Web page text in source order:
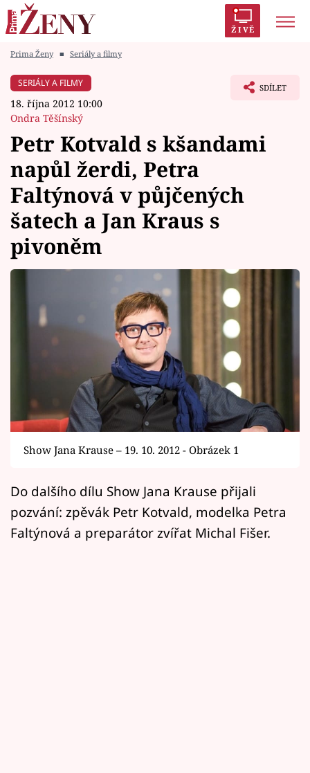
ŽIVĚ
Módní alarm
Témata
Celebrity
Vztahy
Horoskopy
Sledujte prima+
Filmový festival Karlovy Vary
Pořady
Mámy sobě
Přihlášení
Sledujte nás
Prima Ženy ■ Seriály a filmy
SERIÁLY A FILMY
18. října 2012 10:00
Ondra Těšínský
SDÍLET
Petr Kotvald s kšandami
napůl žerdi, Petra
Faltýnová v půjčených
šatech a Jan Kraus s
pivoněm
Show Jana Krause – 19. 10. 2012 - Obrázek 1
Do dalšího dílu Show Jana Krause přijali
pozvání: zpěvák Petr Kotvald, modelka Petra
Faltýnová a preparátor zvířat Michal Fišer.